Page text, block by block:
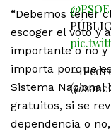
@PSOE
—
“Debemos tener
escoger el voto y
importante o no
importa porque
Sistema Nacional
gratuitos, si se
dependencia o